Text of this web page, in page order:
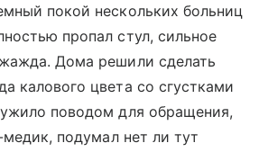
покой нескольких больниц
пропал стул, сильное
Дома решили сделать
калового цвета со сгустками
поводом для обращения,
медик, подумал нет ли тут